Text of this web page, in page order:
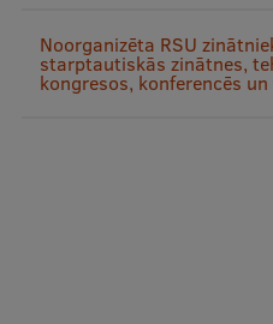
RSU zinātnes portāls
Noorganizēta RSU
starptautiskās zinātnes,
kongresos, konferencēs